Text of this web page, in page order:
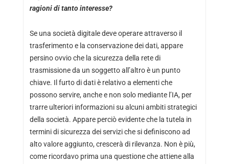
ragioni di tanto interesse?
Se una società digitale deve operare attraverso il
trasferimento e la conservazione dei dati, appare
persino ovvio che la sicurezza della rete di
trasmissione da un soggetto all’altro è un punto
chiave. Il furto di dati è relativo a elementi che
possono servire, anche e non solo mediante l’IA, per
trarre ulteriori informazioni su alcuni ambiti strategici
della società. Appare perciò evidente che la tutela in
termini di sicurezza dei servizi che si definiscono ad
alto valore aggiunto, crescerà di rilevanza. Non è più,
come ricordavo prima una questione che attiene alla